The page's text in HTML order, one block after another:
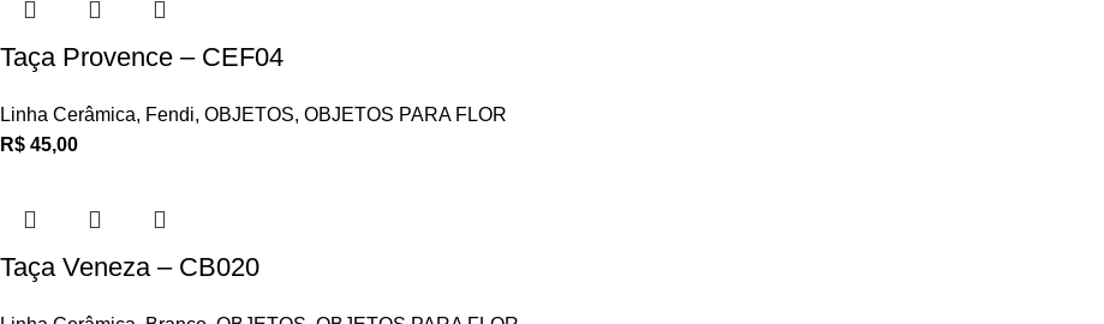
Taça Provence – CEF04
Linha Cerâmica, Fendi, OBJETOS, OBJETOS PARA FLOR
R$ 45,00
Taça Veneza – CB020